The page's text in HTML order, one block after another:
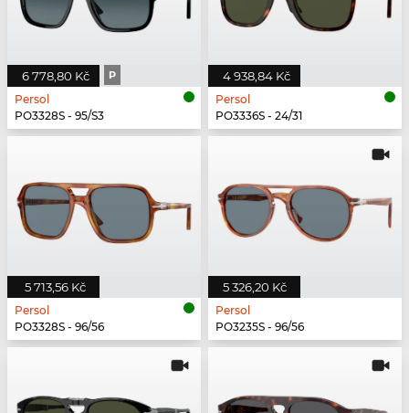
6 778,80 Kč P
Persol
PO3328S - 95/S3
4 938,84 Kč
Persol
PO3336S - 24/31
5 713,56 Kč
Persol
PO3328S - 96/56
5 326,20 Kč
Persol
PO3235S - 96/56